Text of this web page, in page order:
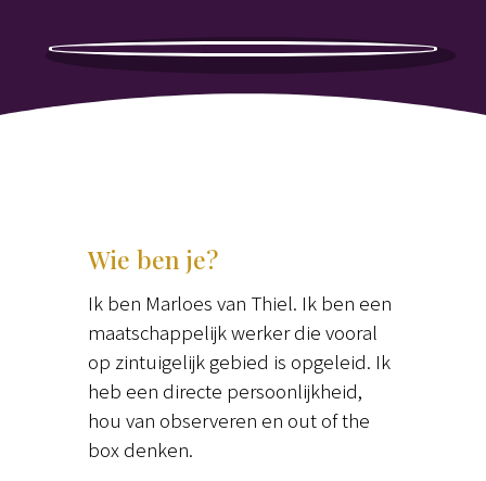
Wie ben je?
Ik ben Marloes van Thiel. Ik ben een
maatschappelijk werker die vooral
op zintuigelijk gebied is opgeleid. Ik
heb een directe persoonlijkheid,
hou van observeren en out of the
box denken.